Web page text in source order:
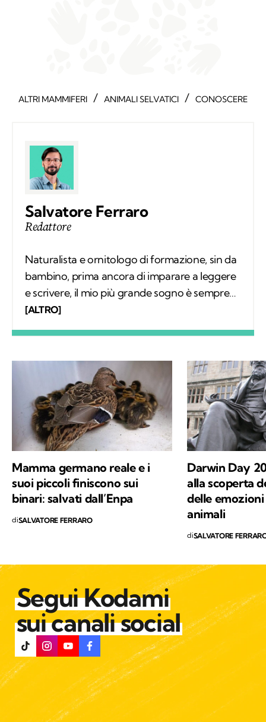
ALTRI MAMMIFERI / ANIMALI SELVATICI / CONOSCERE
Salvatore Ferraro
Redattore
Naturalista e ornitologo di formazione, sin da
bambino, prima ancora di imparare a leggere
e scrivere, il mio più grande sogno è sempre
stato quello di conoscere tutto sugli animali e
campo e, parallelamente, nell'educazione
ambientale. Alla base del mio interesse per le
scienze naturali, oltre a una profonda e
sincera vocazione, c'è la voglia di mettere a
disposizione quello che ho imparato,
provando a comunicare e a trasmettere i
giorno: la conservazione della natura e la
salvaguardia del nostro Pianeta e di chiunque
[ALTRO]
Mamma germano reale e i
suoi piccoli finiscono sui
binari: salvati dall’Enpa
diSALVATORE FERRARO
Darwin Day
alla scoperta
delle
animali
diSALVATORE
Segui Kodami
sui canali social